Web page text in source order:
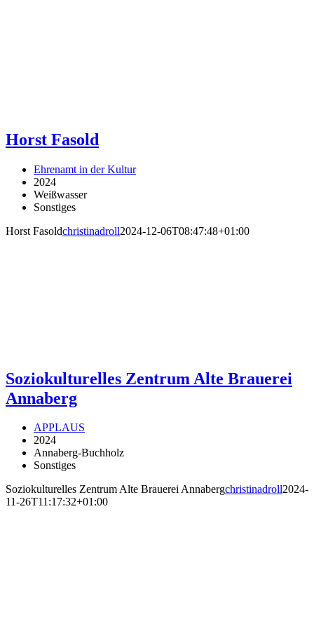
Horst Fasold
Ehrenamt in der Kultur
2024
Weißwasser
Sonstiges
Horst Fasoldchristinadroll2024-12-06T08:47:48+01:00
Soziokulturelles Zentrum Alte Brauerei
Annaberg
APPLAUS
2024
Annaberg-Buchholz
Sonstiges
Soziokulturelles Zentrum Alte Brauerei Annabergchristinadroll2024-
11-26T11:17:32+01:00